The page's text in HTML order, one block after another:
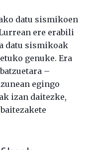
datu sismikoen
ere erabili
datu sismikoak
genuke. Era
–
egingo
izan daitezke,